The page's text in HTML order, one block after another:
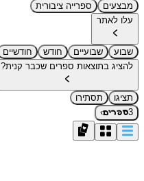
מבצעים
ספרייה ציבורית
עלו לאתר
שבוע שבועיים חודש
חודשיים
להציג בתוצאות ספרים שכבר קנית?
תציגו
תסתירו
3ספרים›